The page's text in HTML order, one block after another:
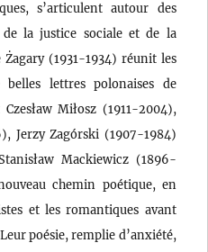
s’articulent autour des
de la justice sociale et de la
(1931-1934) réunit les
lettres polonaises de
Miłosz (1911-2004),
Jerzy Zagórski (1907-1984)
Mackiewicz (1896-
chemin poétique, en
et les romantiques avant
poésie, remplie d’anxiété,